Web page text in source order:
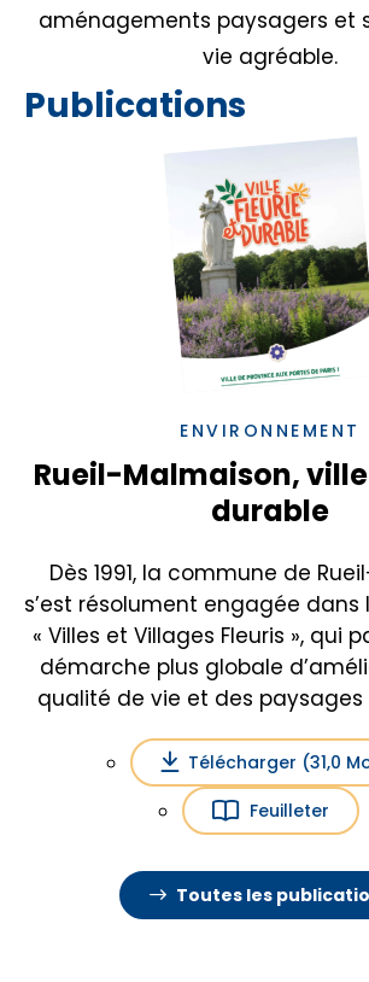
aménagements paysagers et
vie agréable.
Publications
ENVIRONNEMENT
Rueil-Malmaison,
durable
Dès 1991, la commune de
s’est résolument engagée dans
« Villes et Villages Fleuris », qui
démarche plus globale
qualité de vie et des paysages
Télécharger (31,0
Feuilleter
Toutes les